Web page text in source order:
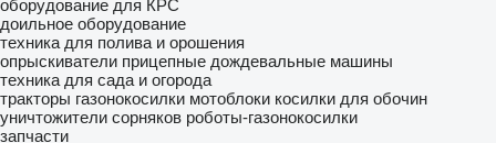
оборудование для КРС
доильное оборудование
техника для полива и орошения
опрыскиватели прицепные дождевальные машины
техника для сада и огорода
тракторы газонокосилки мотоблоки косилки для обочин
уничтожители сорняков роботы-газонокосилки
запчасти